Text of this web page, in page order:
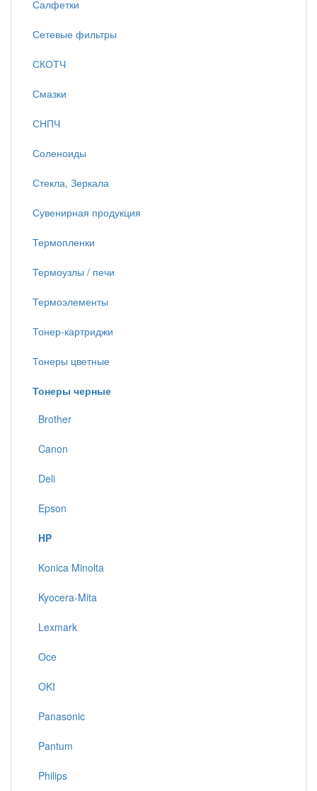
Салфетки
Сетевые фильтры
СКОТЧ
Смазки
СНПЧ
Соленоиды
Стекла, Зеркала
Сувенирная продукция
Термопленки
Термоузлы / печи
Термоэлементы
Тонер-картриджи
Тонеры цветные
Тонеры черные
Brother
Canon
Deli
Epson
HP
Konica Minolta
Kyocera-Mita
Lexmark
Oce
OKI
Panasonic
Pantum
Philips